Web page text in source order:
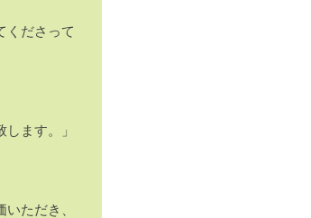
くださって
ます。」
ただき、